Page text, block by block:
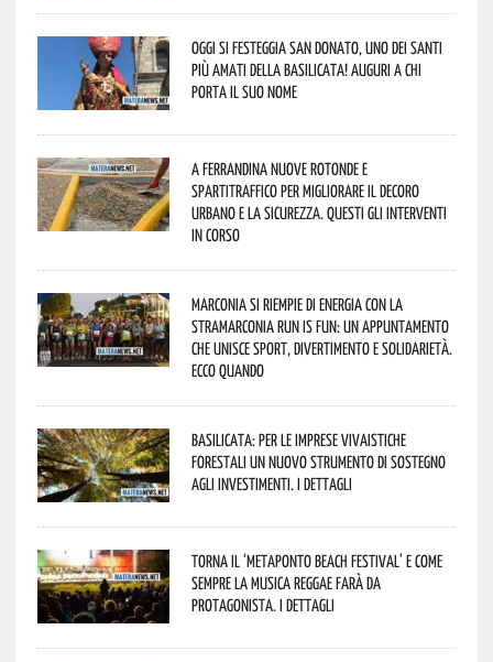
Oggi si festeggia San Donato, uno dei Santi
più amati della Basilicata! Auguri a chi
porta il suo nome
A Ferrandina nuove rotonde e
spartitraffico per migliorare il decoro
urbano e la sicurezza. Questi gli interventi
in corso
Marconia si riempie di energia con la
StraMarconia Run is Fun: un appuntamento
che unisce sport, divertimento e solidarietà.
Ecco quando
Basilicata: per le imprese vivaistiche
forestali un nuovo strumento di sostegno
agli investimenti. I dettagli
Torna il ‘Metaponto beach festival’ e come
sempre la musica reggae farà da
protagonista. I dettagli